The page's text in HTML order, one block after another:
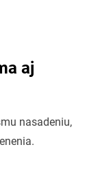
aj
nasadeniu,